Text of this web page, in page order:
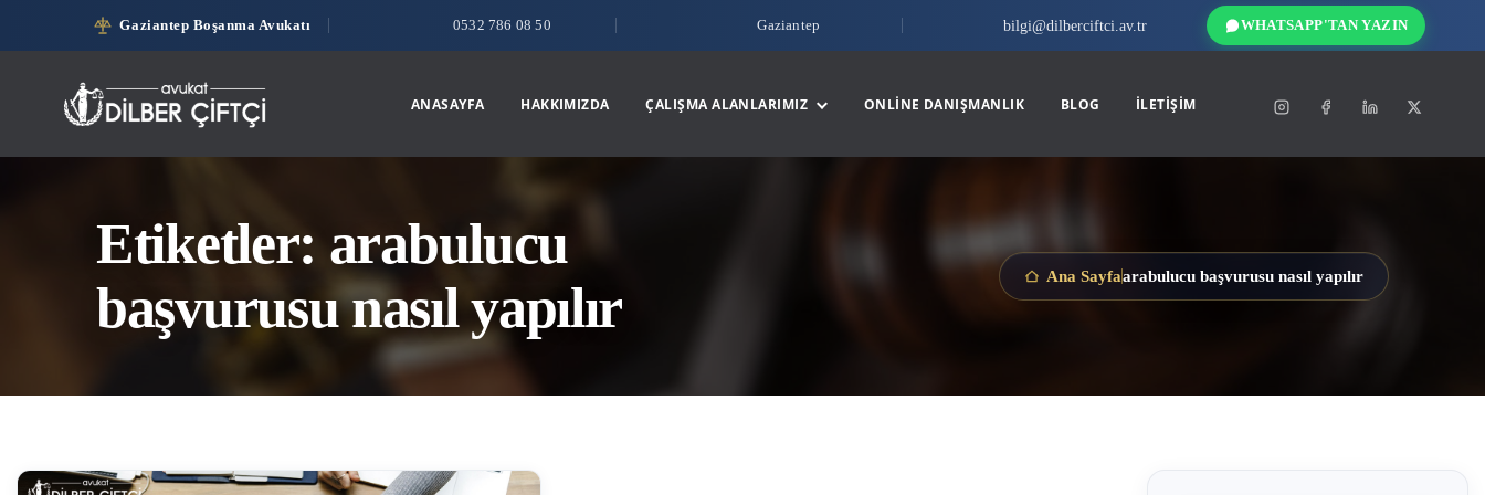
Gaziantep Boşanma Avukatı 0532 786 08 50 Gaziantep bilgi@dilberciftci.av.tr WHATSAPP'TAN YAZIN
ANASAYFA HAKKIMIZDA ÇALIŞMA ALANLARIMIZ ONLINE DANIŞMANLIK BLOG İLETIŞIM
Etiketler: arabulucu
başvurusu nasıl yapılır
Ana Sayfaarabulucu başvurusu nasıl yapılır